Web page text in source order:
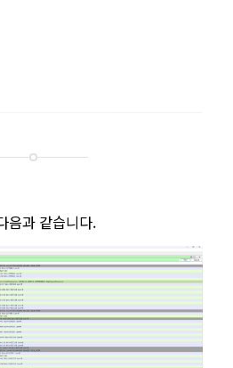
음과 같습니다.